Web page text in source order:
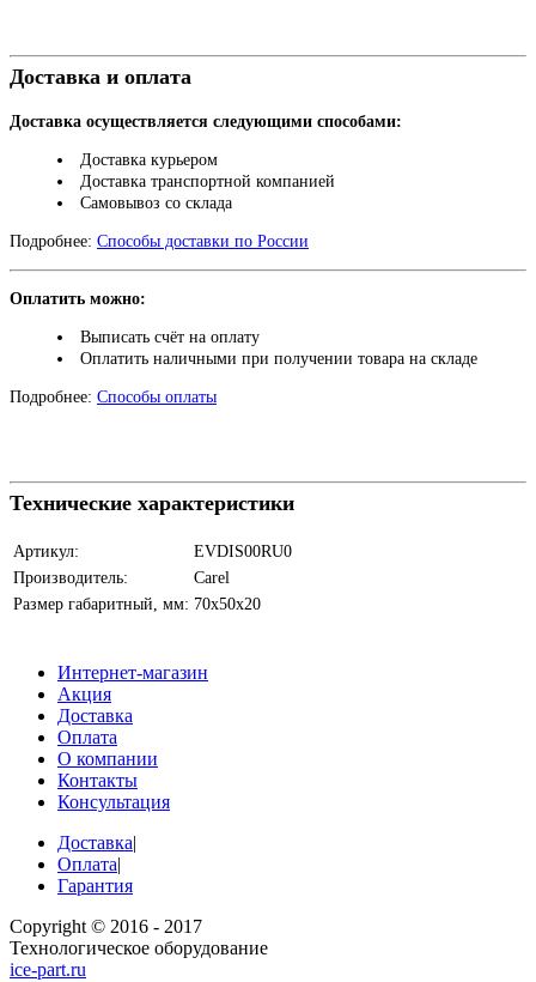
Доставка и оплата
Доставка осуществляется следующими способами:
Доставка курьером
Доставка транспортной компанией
Самовывоз со склада
Подробнее: Способы доставки по России
Оплатить можно:
Выписать счёт на оплату
Оплатить наличными при получении товара на складе
Подробнее: Способы оплаты
Технические характеристики
Артикул:
EVDIS00RU0
Производитель:
Carel
Размер габаритный, мм: 70х50х20
Интернет-магазин
Акция
Доставка
Оплата
О компании
Контакты
Консультация
Доставка|
Оплата|
Гарантия
Copyright © 2016 - 2017
Технологическое оборудование
ice-part.ru